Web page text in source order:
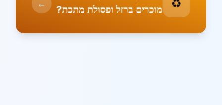
♻️ מוכרים ברזל ופסולת מתכת? ←